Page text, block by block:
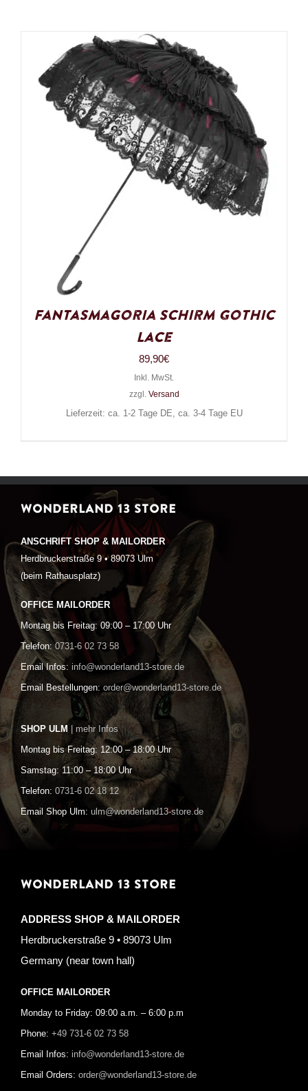
Fantasmagoria Schirm Gothic
Lace
89,90€
Inkl. MwSt.
zzgl. Versand
Lieferzeit: ca. 1-2 Tage DE, ca. 3-4 Tage EU
WONDERLAND 13 STORE
ANSCHRIFT SHOP & MAILORDER
Herdbruckerstraße 9 • 89073 Ulm
(beim Rathausplatz)
OFFICE MAILORDER
Montag bis Freitag: 09:00 – 17:00 Uhr
Telefon: 0731-6 02 73 58
Email Infos: info@wonderland13-store.de
Email Bestellungen: order@wonderland13-store.de
SHOP ULM | mehr Infos
Montag bis Freitag: 12:00 – 18:00 Uhr
Samstag: 11:00 – 18:00 Uhr
Telefon: 0731-6 02 18 12
Email Shop Ulm: ulm@wonderland13-store.de
WONDERLAND 13 STORE
ADDRESS SHOP & MAILORDER
Herdbruckerstraße 9 • 89073 Ulm
Germany (near town hall)
OFFICE MAILORDER
Monday to Friday: 09:00 a.m. – 6:00 p.m
Phone: +49 731-6 02 73 58
Email Infos: info@wonderland13-store.de
Email Orders: order@wonderland13-store.de